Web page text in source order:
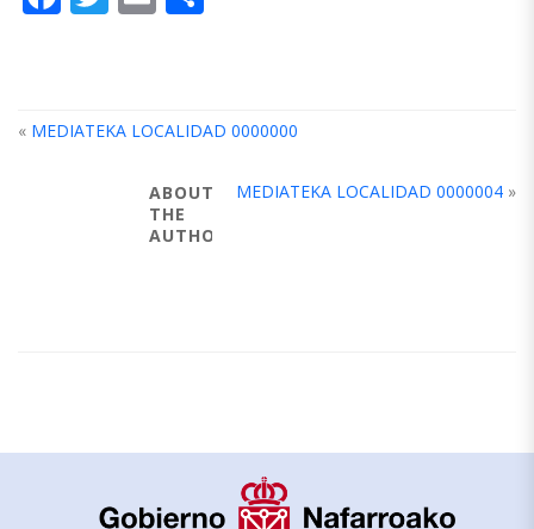
« MEDIATEKA LOCALIDAD 0000000
MEDIATEKA LOCALIDAD 0000004 »
ABOUT
THE
AUTHOR